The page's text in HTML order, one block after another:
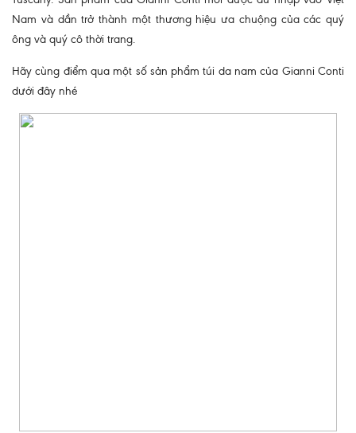
Nam và dần trở thành một thương hiệu ưa chuộng của các quý
ông và quý cô thời trang.
Hãy cùng điểm qua một số sản phẩm túi da nam của Gianni Conti
dưới đây nhé